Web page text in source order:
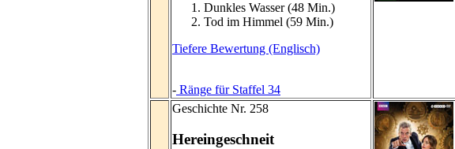
Dunkles Wasser (48 Min.)
Tod im Himmel (59 Min.)
Tiefere Bewertung (Englisch)
- Ränge für Staffel 34
Geschichte Nr. 258
Hereingeschneit